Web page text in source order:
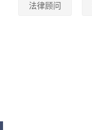
法律顾问